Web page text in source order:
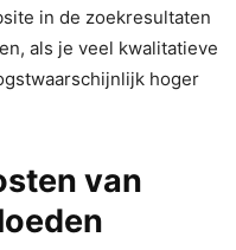
in de zoekresultaten
als je veel kwalitatieve
hoger
van